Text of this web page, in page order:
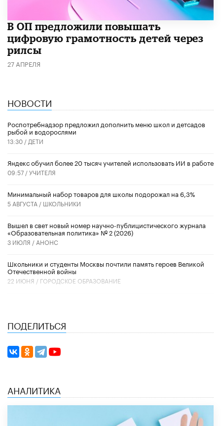
В ОП предложили повышать
цифровую грамотность детей через
рилсы
27 АПРЕЛЯ
НОВОСТИ
Роспотребнадзор предложил дополнить меню школ и детсадов
рыбой и водорослями
13:30 / ДЕТИ
​Яндекс обучил более 20 тысяч учителей использовать ИИ в работе
09:57 /УЧИТЕЛЯ
Минимальный набор товаров для школы подорожал на 6,3%
5 АВГУСТА / ШКОЛЬНИКИ
Вышел в свет новый номер научно-публицистического журнала
«Образовательная политика» № 2 (2026)
3 ИЮЛЯ / АНОНС
Школьники и студенты Москвы почтили память героев Великой
Отечественной войны
22 ИЮНЯ / ГОРОДСКОЕ ОБРАЗОВАНИЕ
ПОДЕЛИТЬСЯ
АНАЛИТИКА